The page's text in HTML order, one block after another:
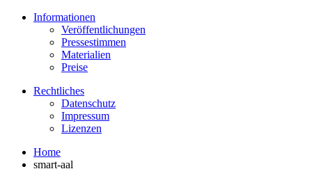
Informationen
Veröffentlichungen
Pressestimmen
Materialien
Preise
Rechtliches
Datenschutz
Impressum
Lizenzen
Home
smart-aal